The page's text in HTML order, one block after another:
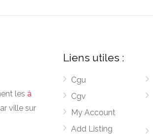
les à
ville sur
Liens utiles :
Cgu
Cgv
My Account
Add Listing